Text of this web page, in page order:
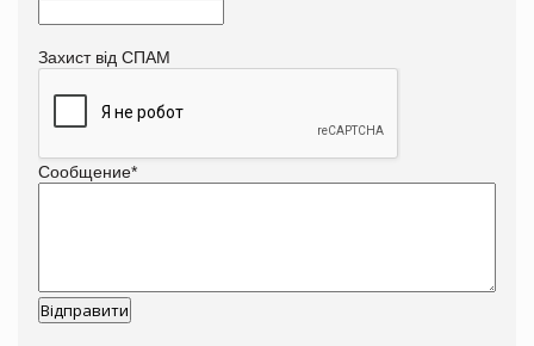
Захист від СПАМ
Сообщение*